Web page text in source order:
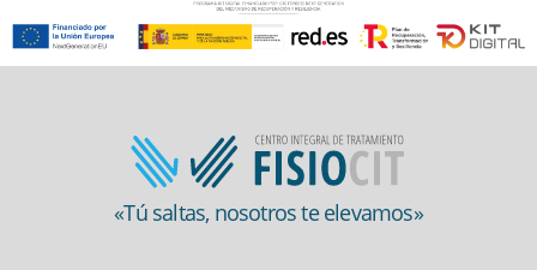
«Tú saltas, nosotros te elevamos»